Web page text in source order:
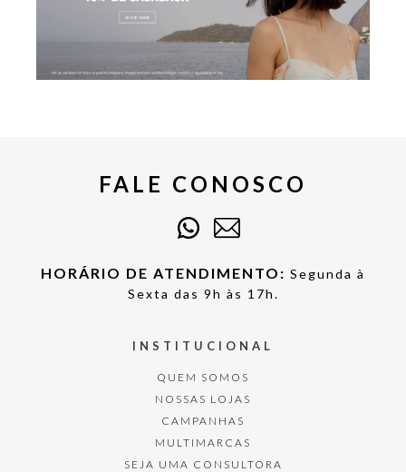
FALE CONOSCO
HORÁRIO DE ATENDIMENTO: Segunda à
Sexta das 9h às 17h.
INSTITUCIONAL
QUEM SOMOS
NOSSAS LOJAS
CAMPANHAS
MULTIMARCAS
SEJA UMA CONSULTORA